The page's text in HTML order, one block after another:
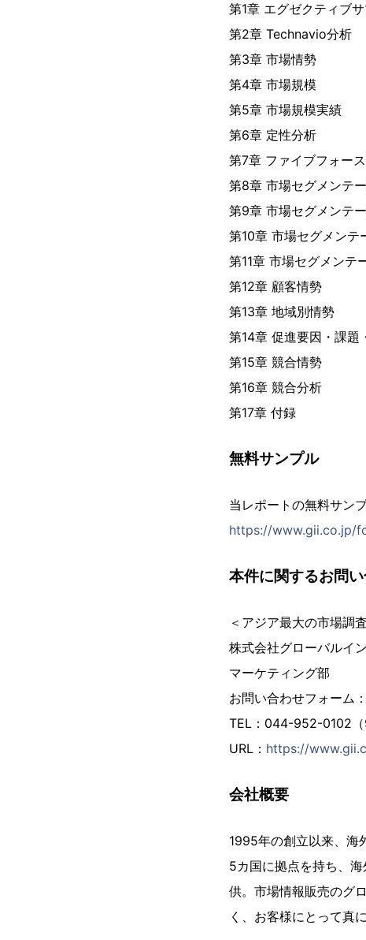
第1章 エグゼクティブ
第2章 Technavio分析
第3章 市場情勢
第4章 市場規模
第5章 市場規模実績
第6章 定性分析
第7章 ファイブフォー
第8章 市場セグメンテ
第9章 市場セグメンテ
第10章 市場セグメンテ
第11章 市場セグメンテ
第12章 顧客情勢
第13章 地域別情勢
第14章 促進要因・課題
第15章 競合情勢
第16章 競合分析
第17章 付録
無料サンプル
当レポートの無料サン
https://www.gii.co.jp/
本件に関するお問
＜アジア最大の市場調
株式会社グローバルイ
マーケティング部
お問い合わせフォーム：
TEL：044-952-0102（
URL： https://
会社概要
1995年の創立以来、海
5カ国に拠点を持ち、
供。市場情報販売のグ
く、お客様にとって真